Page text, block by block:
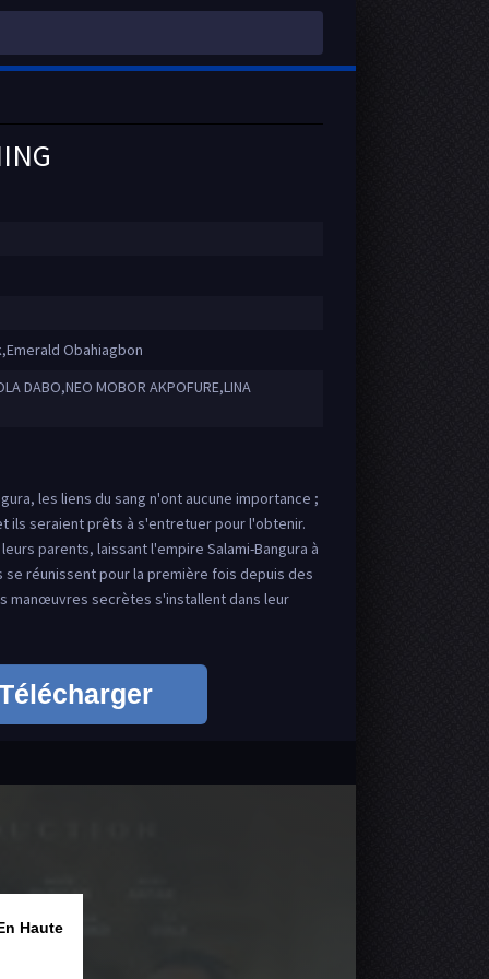
Obahiagbon
DABO,NEO MOBOR AKPOFURE,LINA
les liens du sang n'ont aucune importance ;
ils seraient prêts à s'entretuer pour l'obtenir.
parents, laissant l'empire Salami-Bangura à
réunissent pour la première fois depuis des
manœuvres secrètes s'installent dans leur
Haute